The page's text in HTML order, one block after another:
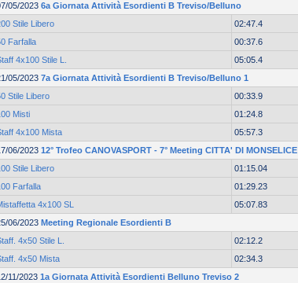
05/2023 6a Giornata Attività Esordienti B Treviso/Belluno
Stile Libero
02:47.4
Farfalla
00:37.6
4x100 Stile L.
05:05.4
05/2023 7a Giornata Attività Esordienti B Treviso/Belluno 1
Stile Libero
00:33.9
Misti
01:24.8
4x100 Mista
05:57.3
06/2023 12° Trofeo CANOVASPORT - 7° Meeting CITTA' DI MONSELICE
Stile Libero
01:15.04
Farfalla
01:29.23
4x100 SL
05:07.83
06/2023 Meeting Regionale Esordienti B
4x50 Stile L.
02:12.2
4x50 Mista
02:34.3
11/2023 1a Giornata Attività Esordienti Belluno Treviso 2